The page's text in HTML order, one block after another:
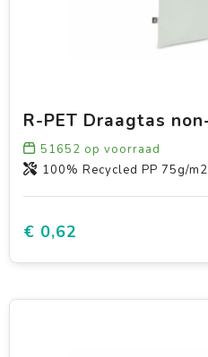
51652 op voorraad
100% Recycled PP 75g/m2
€ 0,62